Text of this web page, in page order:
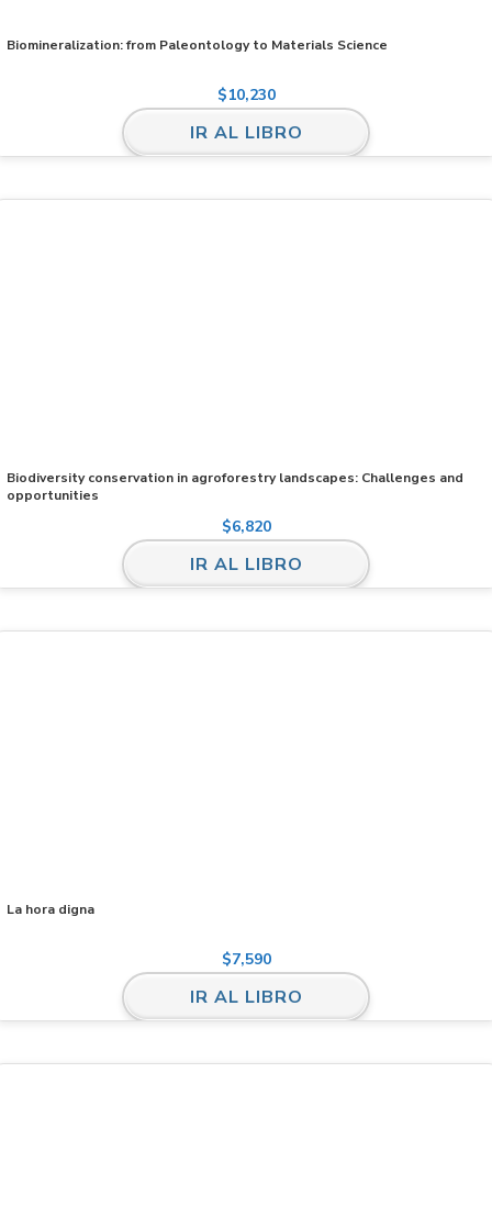
Biomineralization: from Paleontology to Materials Science
$10,230
IR AL LIBRO
Biodiversity conservation in agroforestry landscapes: Challenges and
opportunities
$6,820
IR AL LIBRO
La hora digna
$7,590
IR AL LIBRO